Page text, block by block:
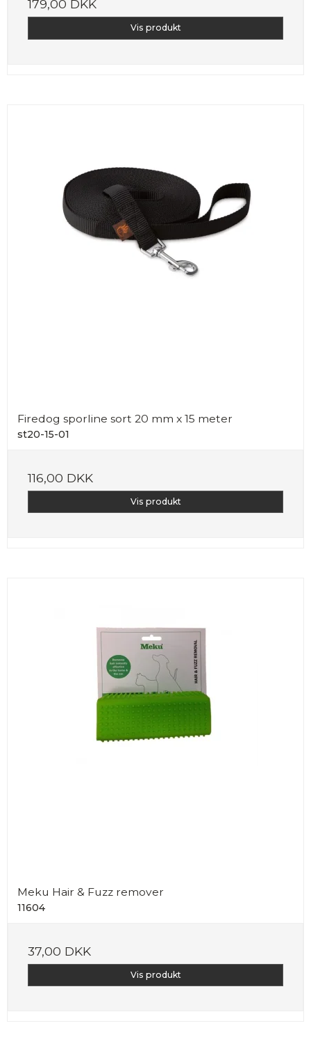
179,00 DKK
Vis produkt
Firedog sporline sort 20 mm x 15 meter
st20-15-01
116,00 DKK
Vis produkt
Meku Hair & Fuzz remover
11604
37,00 DKK
Vis produkt